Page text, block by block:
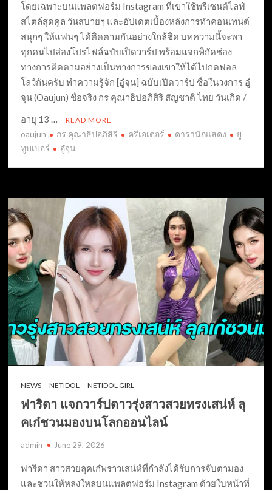
โดยเฉพาะบนแพลตฟอร์ม Instagram ที่เขาใช้พรีเซนต์ไลฟ์
สไตล์สุดคูล วันสบายๆ และอัปเดตเบื้องหลังการทำคอนเทนต์
สนุกๆ ให้แฟนๆ ได้ติดตามกันอย่างใกล้ชิด บทความนี้จะพา
ทุกคนไปส่องโปรไฟล์ฉบับเปิดวาร์ป พร้อมแจกพิกัดช่อง
ทางการติดตามอย่างเป็นทางการของเขาให้ได้ไปกดฟอล
โลว์กันครับ ทำความรู้จัก [อู๋จุน] ฉบับเปิดวาร์ป ชื่อในวงการ อู๋
จุน (Oaujun) ชื่อจริง กร คุณาธิปอภิสิริ สัญชาติ ไทย วันเกิด /
อายุ 13 …
READ MORE
oaujun กร คุณาธิปอภิสิริ ครีเอเตอร์ ดารานักแสดง
ยู
ทูบเบอร์
อู๋จุน
NEWS NETIDOL NETIDOL GIRL
ฟาริดา แจกวาร์ปดาวรุ่งสาวสวยทรงเสน่ห์ ลุ
คเก๋ชวนมองบนโลกออนไลน์
admin June 29, 2026
ฟาริดา สาวสวยลุคเก๋พราวเสน่ห์ที่กำลังได้รับการจับตามอง
และชวนให้หลงใหลบนแพลตฟอร์ม Instagram ด้วยใบหน้าที่